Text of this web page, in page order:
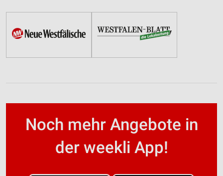
Noch mehr Angebote in
der weekli App!